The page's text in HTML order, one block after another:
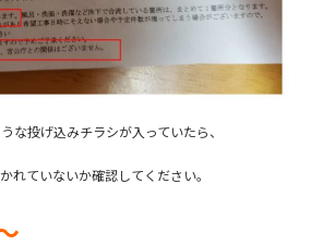
な投げ込みチラシが入っていたら、
れていないか確認してください。